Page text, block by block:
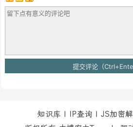
知识库 | IP查询 | JS加密